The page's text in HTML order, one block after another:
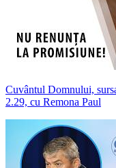
Cuvântul Domnului,
2.29, cu Remona Paul